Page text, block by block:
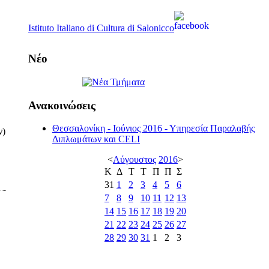
Istituto Italiano di Cultura di Salonicco
Νέο
Ανακοινώσεις
Θεσσαλονίκη - Ιούνιος 2016 - Υπηρεσία Παραλαβής
Διπλωμάτων και CELI
<Αύγουστος 2016>
Κ Δ Τ Τ Π Π Σ
31 1 2 3 4 5
6
7
8 9 10 11 12 13
14 15 16 17 18 19 20
21 22 23 24 25 26 27
28 29 30 31 1 2 3